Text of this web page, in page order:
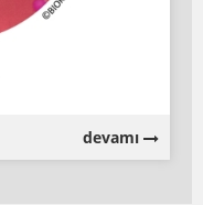
devamı